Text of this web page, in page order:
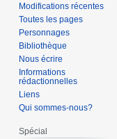
Modifications récentes
Toutes les pages
Personnages
Bibliothèque
Nous écrire
Informations
rédactionnelles
Liens
Qui sommes-nous?
Spécial